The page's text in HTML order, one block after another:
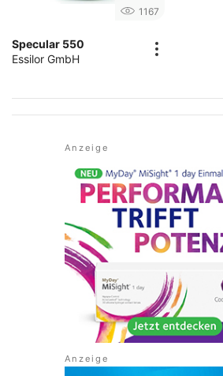
1167
Specular 550
Essilor GmbH